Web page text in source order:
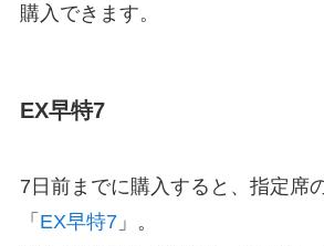
購入できます。
EX早特7
7日前までに購入すると、指定席
「 EX早特7」。